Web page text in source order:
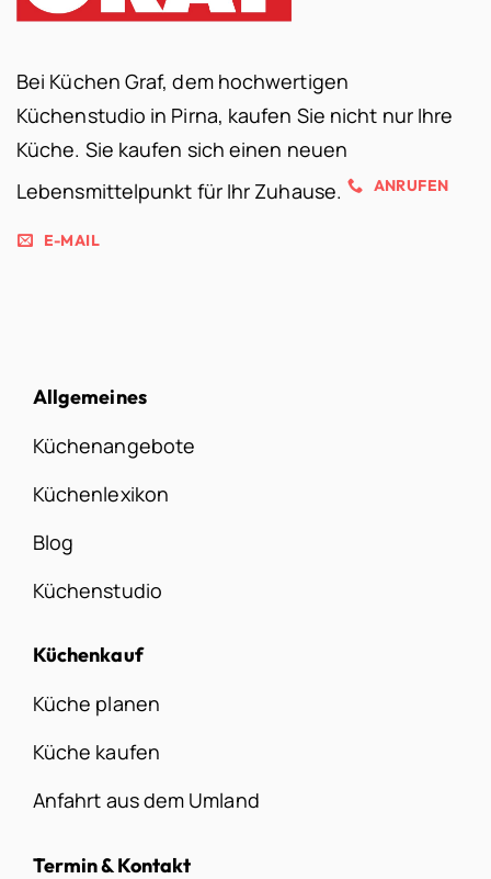
Bei Küchen Graf, dem hochwertigen
Küchenstudio in Pirna, kaufen Sie nicht nur Ihre
Küche. Sie kaufen sich einen neuen
Lebensmittelpunkt für Ihr Zuhause.
ANRUFEN
E-MAIL
Allgemeines
Küchenangebote
Küchenlexikon
Blog
Küchenstudio
Küchenkauf
Küche planen
Küche kaufen
Anfahrt aus dem Umland
Termin & Kontakt